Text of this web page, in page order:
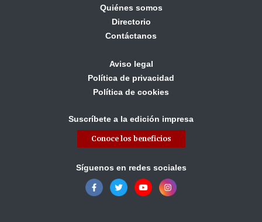
Quiénes somos
Directorio
Contáctanos
Aviso legal
Política de privacidad
Política de cookies
Suscríbete a la edición impresa
Conoce los beneficios
Síguenos en redes sociales